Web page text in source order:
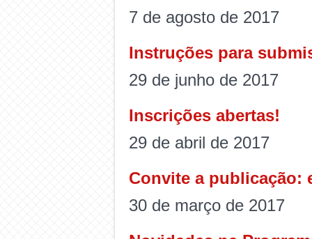
7 de agosto de 2017
Instruções para
29 de junho de 2017
Inscrições abertas!
29 de abril de 2017
Convite a publicação:
30 de março de 2017